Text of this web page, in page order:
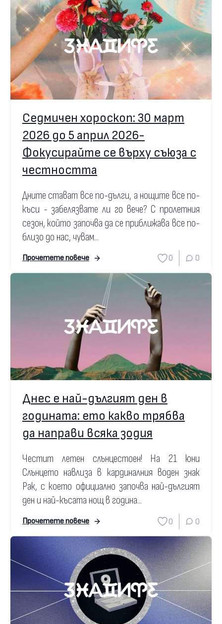
Седмичен хороскоп: 30 март
2026 до 5 април 2026-
Фокусирайте се върху съюза с
честността
Дните стават все по-дълги, а нощите все по-
къси - забелязвате ли го вече? С пролетния
сезон, който започва да се приближава все по-
близо до нас, чувам...
Прочетете повече 0 0
Днес е най-дългият ден в
годината: ето какво трябва
да направи всяка зодия
Честит летен слънцестоен! На 21 юни
Слънцето навлиза в кардиналния воден знак
Рак, с което официално започва най-дългият
ден и най-късата нощ в година...
Прочетете повече 0 0